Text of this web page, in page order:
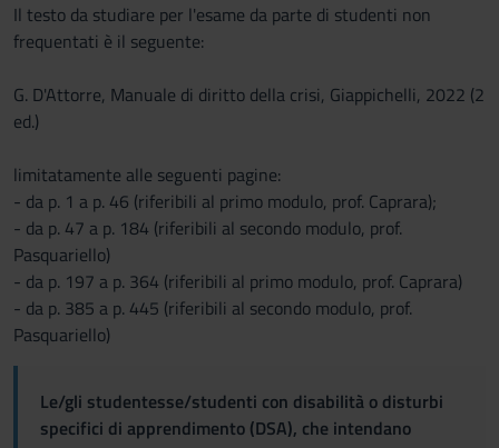
Il testo da studiare per l'esame da parte di studenti non
frequentati è il seguente:
G. D'Attorre, Manuale di diritto della crisi, Giappichelli, 2022 (2
ed.)
limitatamente alle seguenti pagine:
- da p. 1 a p. 46 (riferibili al primo modulo, prof. Caprara);
- da p. 47 a p. 184 (riferibili al secondo modulo, prof.
Pasquariello)
- da p. 197 a p. 364 (riferibili al primo modulo, prof. Caprara)
- da p. 385 a p. 445 (riferibili al secondo modulo, prof.
Pasquariello)
Le/gli studentesse/studenti con disabilità o disturbi
specifici di apprendimento (DSA), che intendano